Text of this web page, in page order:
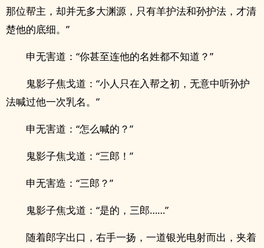
那位帮主，却并无多大渊源，只有羊护法和孙护法，才清
楚他的底细。”
申无害道：“你甚至连他的名姓都不知道？”
鬼影子焦戈道：“小人只在入帮之初，无意中听孙护
法喊过他一次乳名。”
申无害道：“怎么喊的？”
鬼影子焦戈道：“三郎！”
申无害造：“三郎？”
鬼影子焦戈道：“是的，三郎……”
随着郎字出口，右手一扬，一道银光电射而出，夹着